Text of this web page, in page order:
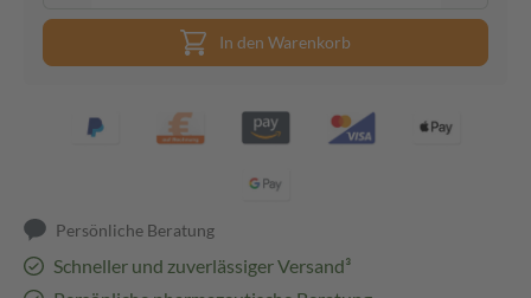
In den Warenkorb
Persönliche Beratung
Schneller und zuverlässiger Versand³